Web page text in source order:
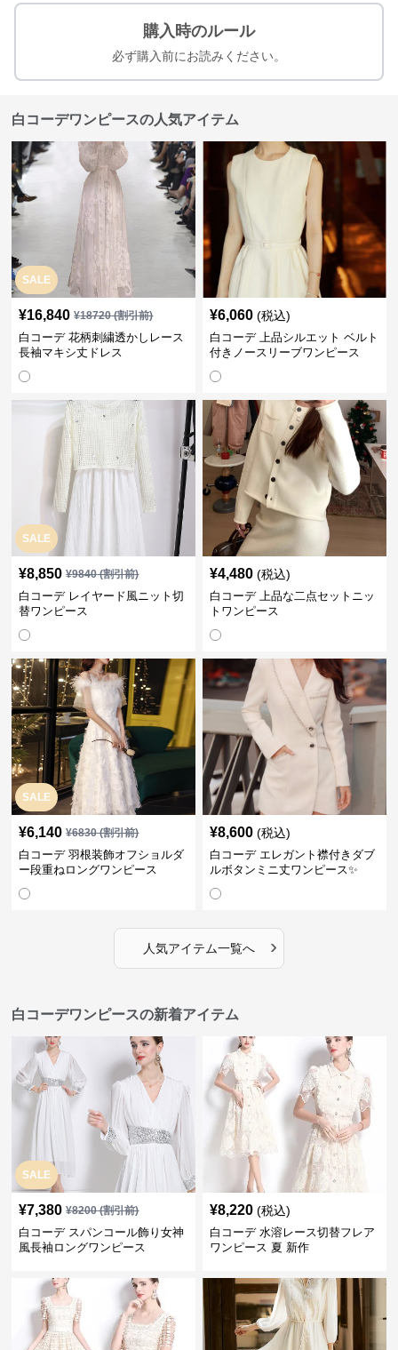
購入時のルール
必ず購入前にお読みください。
白コーデワンピースの人気アイテム
SALE
¥16,840 ¥18720(割引前)
白コーデ 花柄刺繍透かしレース
長袖マキシ丈ドレス
¥6,060 (税込)
白コーデ 上品シルエット ベルト
付きノースリーブワンピース
SALE
¥8,850 ¥9840(割引前)
白コーデ レイヤード風ニット切
替ワンピース
¥4,480 (税込)
白コーデ 上品な二点セットニッ
トワンピース
SALE
¥6,140 ¥6830(割引前)
白コーデ 羽根装飾オフショルダ
ー段重ねロングワンピース
¥8,600 (税込)
白コーデ エレガント襟付きダブ
ルボタンミニ丈ワンピース✨
人気アイテム一覧へ ›
白コーデワンピースの新着アイテム
SALE
¥7,380 ¥8200(割引前)
白コーデ スパンコール飾り女神
風長袖ロングワンピース
¥8,220 (税込)
白コーデ 水溶レース切替フレア
ワンピース 夏 新作